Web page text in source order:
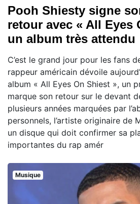
Pooh Shiesty signe
retour avec « All Eyes
un album très attendu
C’est le grand jour pour les fans
rappeur américain dévoile
album « All Eyes On Shiest », un
marque son retour sur le devant
plusieurs années marquées par
personnels, l’artiste originaire de
un disque qui doit confirmer sa
importantes du rap amér
Musique